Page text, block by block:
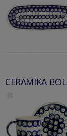
CERAMIKA